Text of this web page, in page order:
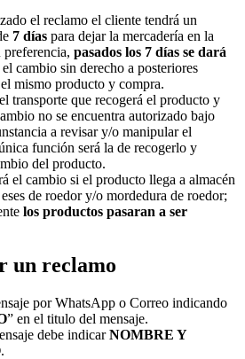
el reclamo el cliente tendrá un
7 días para dejar la mercadería en la
preferencia, pasados los 7 días se dará
el cambio sin derecho a posteriores
mismo producto y compra.
transporte que recogerá el producto y
no se encuentra autorizado bajo
a revisar y/o manipular el
función será la de recogerlo y
del producto.
el cambio si el producto llega a almacén
de roedor y/o mordedura de roedor;
los productos pasaran a ser
un reclamo
por WhatsApp o Correo indicando
” en el titulo del mensaje.
debe indicarNOMBRE Y
.